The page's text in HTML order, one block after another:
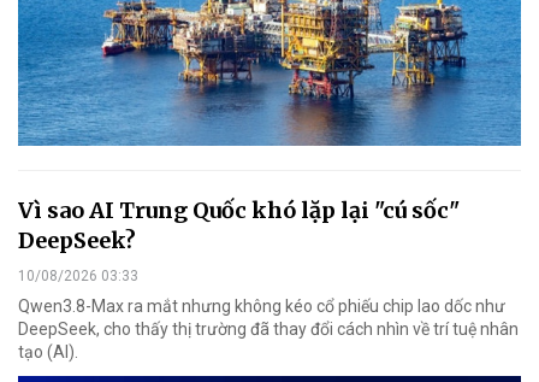
Vì sao AI Trung Quốc khó lặp lại "cú sốc"
DeepSeek?
10/08/2026 03:33
Qwen3.8-Max ra mắt nhưng không kéo cổ phiếu chip lao dốc như
DeepSeek, cho thấy thị trường đã thay đổi cách nhìn về trí tuệ nhân
tạo (AI).